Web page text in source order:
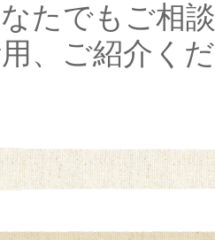
たでもご相
、ご紹介く